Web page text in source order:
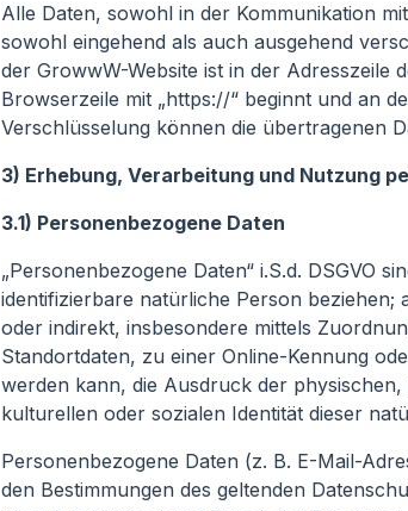
Alle Daten, sowohl in der Kommunikation
sowohl eingehend als auch ausgehend
der GrowwW-Website ist in der Adresszeile
Browserzeile mit „https://“ beginnt und an
Verschlüsselung können die übertragenen
3) Erhebung, Verarbeitung und Nutzung
3.1) Personenbezogene Daten
„Personenbezogene Daten“ i.S.d. DSGVO
identifizierbare natürliche Person beziehen;
oder indirekt, insbesondere mittels
Standortdaten, zu einer Online-Kennung
werden kann, die Ausdruck der
kulturellen oder sozialen Identität dieser
Personenbezogene Daten (z. B. E-Mail-
den Bestimmungen des geltenden